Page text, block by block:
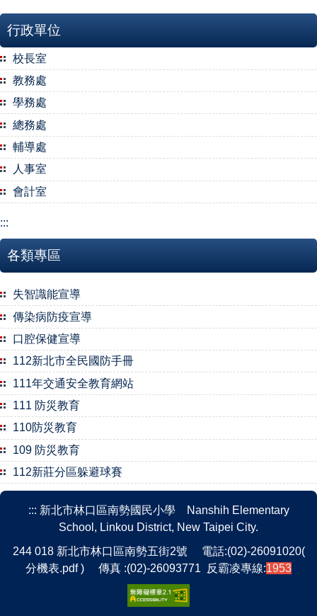
最新消息
南勢粉絲專頁
南勢奧斯卡線上直播Live
南勢國小附設幼兒園
重要公告
回首頁
行政單位
校長室
教務處
學務處
總務處
輔導處
人事室
會計室
:::
各類專區
失智識能宣導
傳染病防疫宣導
口腔保健宣導
112新北市全民國防手冊
111年交通安全教育網站
111 防災教育
110防災教育
109 防災教育
112新莊分區躲避球賽
::: 新北市林口區南勢國民小學 Nanshih Elementary
School, Linkou District, New Taipei City.
244 018 新北市林口區南勢五街2號 電話:(02)-26091020(
分機表.pdf) 傳真 :(02)-26093771 反霸凌專線:1953